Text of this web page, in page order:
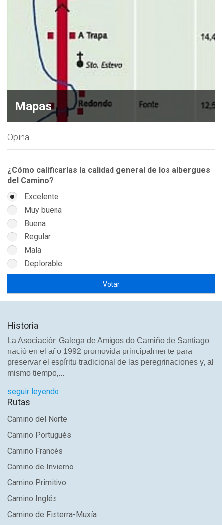
Mapas
Opina
¿Cómo calificarías la calidad general de los albergues
del Camino?
Excelente
Muy buena
Buena
Regular
Mala
Deplorable
Historia
La Asociación Galega de Amigos do Camiño de Santiago
nació en el año 1992 promovida principalmente para
preservar el espíritu tradicional de las peregrinaciones y, al
mismo tiempo,...
seguir leyendo
Rutas
Camino del Norte
Camino Portugués
Camino Francés
Camino de Invierno
Camino Primitivo
Camino Inglés
Camino de Fisterra-Muxía